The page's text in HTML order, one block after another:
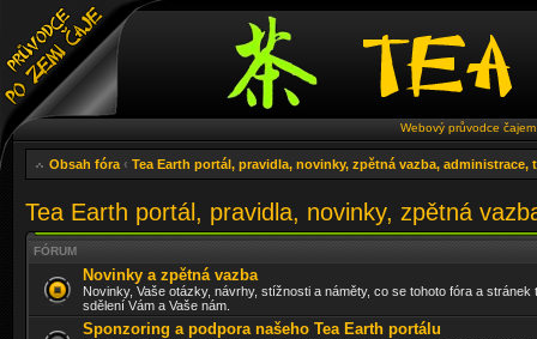
Webový průvodce
Obsah fóra ‹ Tea Earth portál, pravidla, novinky, zpětná vazba, administrace,
Tea Earth portál, pravidla, novinky, zpětná
FÓRUM
Novinky a zpětná vazba
Novinky, Vaše otázky, návrhy, stížnosti a náměty, co se tohoto fóra a stránek
sdělení Vám a Vaše nám.
Sponzoring a podpora našeho Tea Earth portálu